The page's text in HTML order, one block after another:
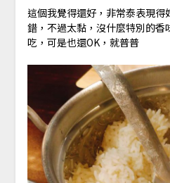
這個我覺得還好，非常泰表現得
錯，不過太黏，沒什麼特別的香
吃，可是也還OK，就普普